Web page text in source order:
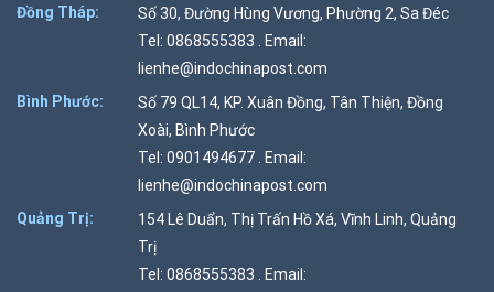
Đồng Tháp:
Số 30, Đường Hùng Vương, Phường 2, Sa Đéc
Tel: 0868555383 . Email:
lienhe@indochinapost.com
Bình Phước:
Số 79 QL14, KP. Xuân Đồng, Tân Thiện, Đồng
Xoài, Bình Phước
Tel: 0901494677 . Email:
lienhe@indochinapost.com
Quảng Trị:
154 Lê Duẩn, Thị Trấn Hồ Xá, Vĩnh Linh, Quảng
Trị
Tel: 0868555383 . Email: